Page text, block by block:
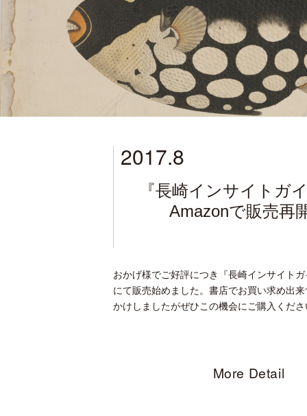
2017.8
『長崎インサイトガ
Amazonで販売再
おかげ様でご好評につき『長崎インサイト
にて販売始めました。書店でお買い求め出
かけしましたがぜひこの機会にご購入くださ
More Detail